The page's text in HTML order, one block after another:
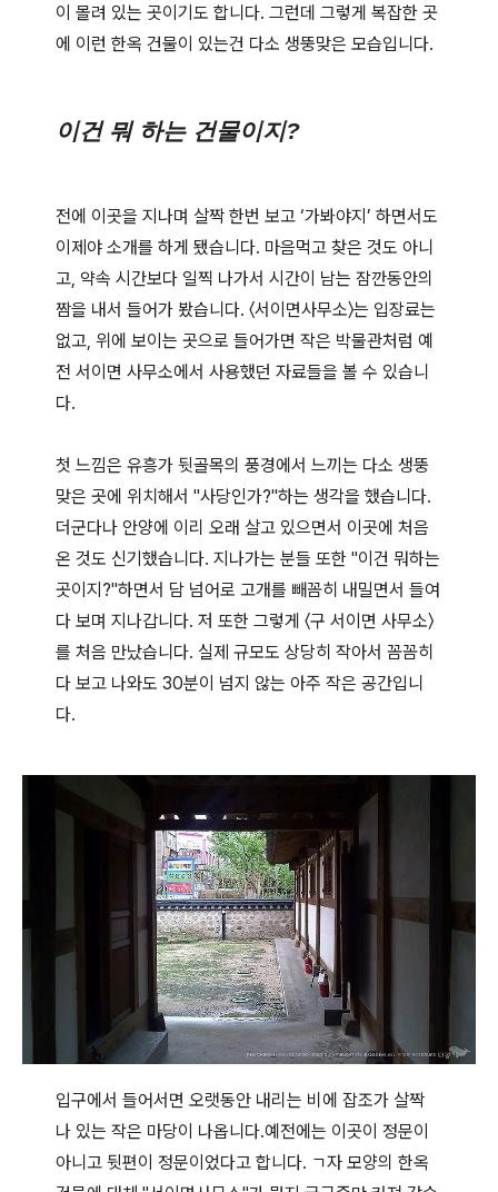
이 몰려 있는 곳이기도 합니다. 그런데 그렇게 복잡한 곳
에 이런 한옥 건물이 있는건 다소 생뚱맞은 모습입니다.
이건 뭐 하는 건물이지?
전에 이곳을 지나며 살짝 한번 보고 ‘가봐야지’ 하면서도
이제야 소개를 하게 됐습니다. 마음먹고 찾은 것도 아니
고, 약속 시간보다 일찍 나가서 시간이 남는 잠깐동안의
짬을 내서 들어가 봤습니다. 〈서이면사무소〉는 입장료는
없고, 위에 보이는 곳으로 들어가면 작은 박물관처럼 예
전 서이면 사무소에서 사용했던 자료들을 볼 수 있습니
다.
첫 느낌은 유흥가 뒷골목의 풍경에서 느끼는 다소 생뚱
맞은 곳에 위치해서 "사당인가?"하는 생각을 했습니다.
더군다나 안양에 이리 오래 살고 있으면서 이곳에 처음
온 것도 신기했습니다. 지나가는 분들 또한 "이건 뭐하는
곳이지?"하면서 담 넘어로 고개를 빼꼼히 내밀면서 들여
다 보며 지나갑니다. 저 또한 그렇게 〈구 서이면 사무소〉
를 처음 만났습니다. 실제 규모도 상당히 작아서 꼼꼼히
다 보고 나와도 30분이 넘지 않는 아주 작은 공간입니
다.
입구에서 들어서면 오랫동안 내리는 비에 잡조가 살짝
나 있는 작은 마당이 나옵니다.예전에는 이곳이 정문이
아니고 뒷편이 정문이었다고 합니다. ㄱ자 모양의 한옥